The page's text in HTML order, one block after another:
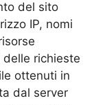
del sito
IP, nomi
richieste
ottenuti in
dal server